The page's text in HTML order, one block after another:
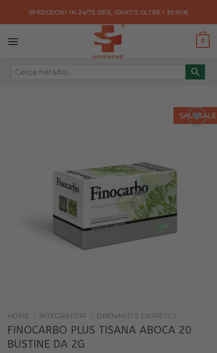
SPEDIZIONI IN 24/72 ORE, GRATIS OLTRE I 39,90€
0
SALE SALE
HOME / INTEGRATORI / DRENANTI E DIURETICI
FINOCARBO PLUS TISANA ABOCA 20
BUSTINE DA 2G